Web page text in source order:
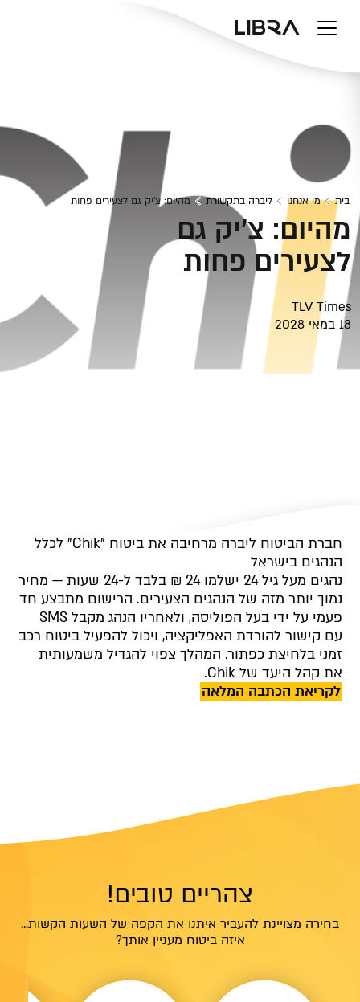
בית מי אנחנו ליברה בתקשורת מהיום: צ'יק גם לצעירים פחות
מהיום: צ'יק גם
לצעירים פחות
TLV Times
18 במאי 2028
חברת הביטוח ליברה מרחיבה את ביטוח "Chik" לכלל
הנהגים בישראל
נהגים מעל גיל 24 ישלמו 24 ₪ בלבד ל-24 שעות — מחיר
נמוך יותר מזה של הנהגים הצעירים. הרישום מתבצע חד
פעמי על ידי בעל הפוליסה, ולאחריו הנהג מקבל SMS
עם קישור להורדת האפליקציה, ויכול להפעיל ביטוח רכב
זמני בלחיצת כפתור. המהלך צפוי להגדיל משמעותית
את קהל היעד של Chik.
לקריאת הכתבה המלאה
צהריים טובים!
בחירה מצויינת להעביר איתנו את הקפה של השעות הקשות...
איזה ביטוח מעניין אותך?